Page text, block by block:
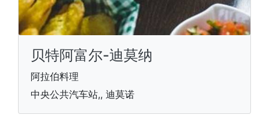
贝特阿富尔-迪莫纳
阿拉伯料理
中央公共汽车站,, 迪莫诺